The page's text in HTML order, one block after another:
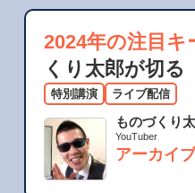
2024年の注目キ
くり太郎が切る
特別講演 ライブ配信
ものづくり
YouTuber
アーカイ